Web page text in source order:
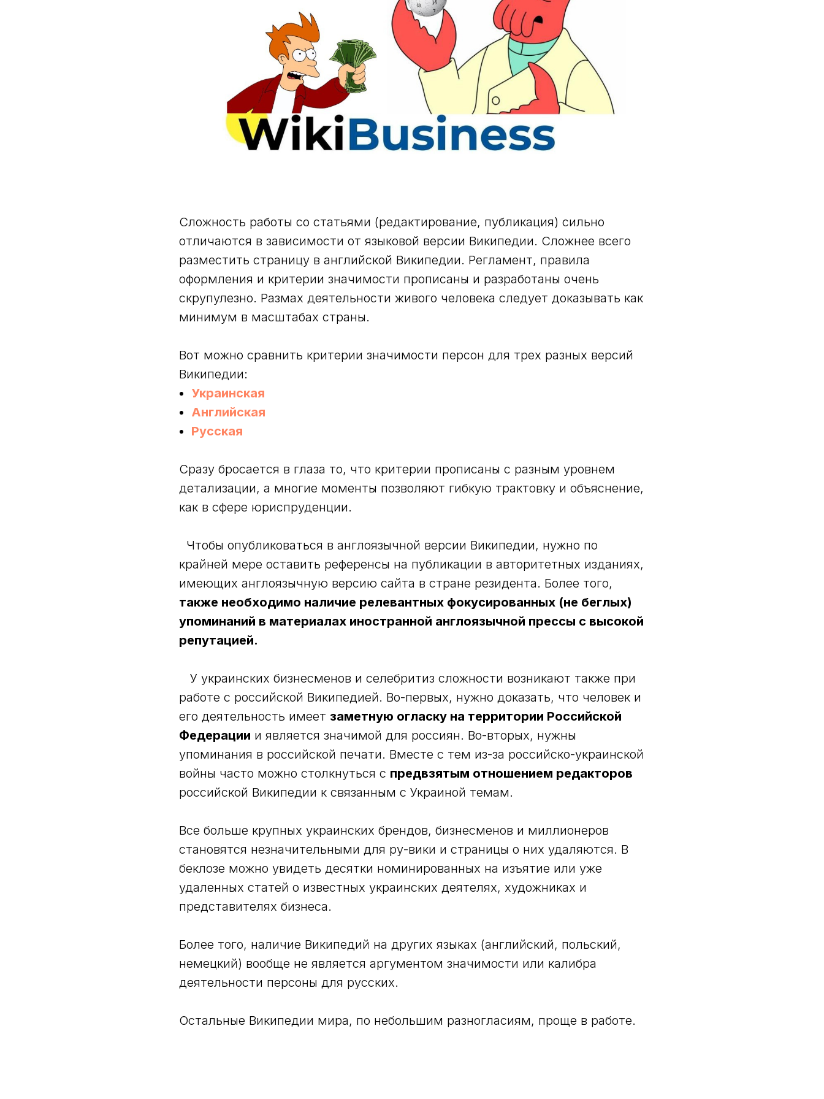
Сложность работы со статьями (редактирование, публикация) сильно
отличаются в зависимости от языковой версии Википедии. Сложнее всего
разместить страницу в английской Википедии. Регламент, правила
оформления и критерии значимости прописаны и разработаны очень
скрупулезно. Размах деятельности живого человека следует доказывать как
минимум в масштабах страны.
Вот можно сравнить критерии значимости персон для трех разных версий
Википедии:
Украинская
Английская
Русская
Сразу бросается в глаза то, что критерии прописаны с разным уровнем
детализации, а многие моменты позволяют гибкую трактовку и объяснение,
как в сфере юриспруденции.
Чтобы опубликоваться в англоязычной версии Википедии, нужно по
крайней мере оставить референсы на публикации в авторитетных изданиях,
имеющих англоязычную версию сайта в стране резидента. Более того,
также необходимо наличие релевантных фокусированных (не беглых)
упоминаний в материалах иностранной англоязычной прессы с высокой
репутацией.
У украинских бизнесменов и селебритиз сложности возникают также при
работе с российской Википедией. Во-первых, нужно доказать, что человек и
его деятельность имеет заметную огласку на территории Российской
Федерации и является значимой для россиян. Во-вторых, нужны
упоминания в российской печати. Вместе с тем из-за российско-украинской
войны часто можно столкнуться с предвзятым отношением редакторов
российской Википедии к связанным с Украиной темам.
Все больше крупных украинских брендов, бизнесменов и миллионеров
становятся незначительными для ру-вики и страницы о них удаляются. В
беклозе можно увидеть десятки номинированных на изъятие или уже
удаленных статей о известных украинских деятелях, художниках и
представителях бизнеса.
Более того, наличие Википедий на других языках (английский, польский,
немецкий) вообще не является аргументом значимости или калибра
деятельности персоны для русских.
Остальные Википедии мира, по небольшим разногласиям, проще в работе.